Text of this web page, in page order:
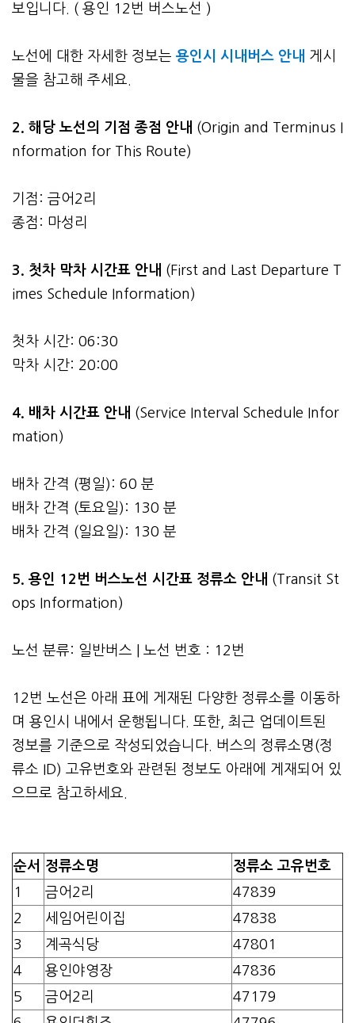
보입니다. ( 용인 12번 버스노선 )
노선에 대한 자세한 정보는 용인시 시내버스 안내 게시
물을 참고해 주세요.
2. 해당 노선의 기점 종점 안내 (Origin and Terminus I
nformation for This Route)
기점: 금어2리
종점: 마성리
3. 첫차 막차 시간표 안내 (First and Last Departure T
imes Schedule Information)
첫차 시간: 06:30
막차 시간: 20:00
4. 배차 시간표 안내 (Service Interval Schedule Infor
mation)
배차 간격 (평일): 60 분
배차 간격 (토요일): 130 분
배차 간격 (일요일): 130 분
5. 용인 12번 버스노선 시간표 정류소 안내 (Transit St
ops Information)
노선 분류: 일반버스 | 노선 번호 : 12번
12번 노선은 아래 표에 게재된 다양한 정류소를 이동하
며 용인시 내에서 운행됩니다. 또한, 최근 업데이트된
정보를 기준으로 작성되었습니다. 버스의 정류소명(정
류소 ID) 고유번호와 관련된 정보도 아래에 게재되어 있
으므로 참고하세요.
순서 정류소명
정류소 고유번호
1
금어2리
47839
2
세임어린이집
47838
3
계곡식당
47801
4
용인야영장
47836
5
금어2리
47179